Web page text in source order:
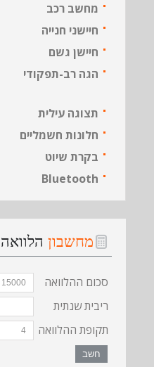
מחשב רכב
חיישני חנייה
חיישן גשם
הגה רב-תפקודי
תצוגה עילית
חלונות חשמליים
בקרת שיוט
Bluetooth
מחשבון הלוואה
סכום ההלוואה
ריבית שנתית
תקופת ההלוואה
חשב